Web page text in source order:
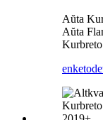
Aŭta
Aŭta
enketo